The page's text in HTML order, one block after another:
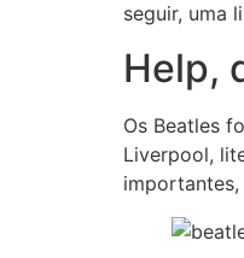
seguir, uma
Help,
Os Beatles
Liverpool,
importantes,